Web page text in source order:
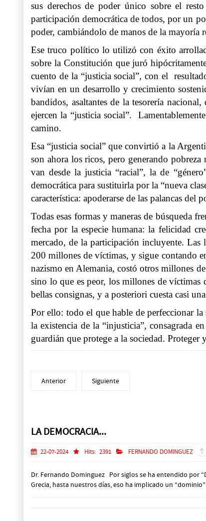
sus derechos de poder único sobre el
participación democrática de todos, por un
poder, cambiándolo de manos de la mayoría
Ese truco político lo utilizó con éxito
sobre la Constitución que juró
cuento de la “justicia social”, con el
vivían en un desarrollo y crecimiento
bandidos, asaltantes de la tesorería
ejercen la “justicia social”.
camino.
Esa “justicia social” que convirtió a la
son ahora los ricos, pero generando
van desde la justicia “racial”, la de
democrática para sustituirla por la “nueva
característica: apoderarse de las palancas
Todas esas formas y maneras de búsqueda
fecha por la especie humana: la felicidad
mercado, de la participación incluyente. Las
200 millones de víctimas, y sigue contando
nazismo en Alemania, costó otros millones
sino lo que es peor, los millones de víctimas
bellas consignas, y a posteriori cuesta casi
Por ello: todo el que hable de perfeccionar
la existencia de la “injusticia”, consagrada
guardián que protege a la sociedad.
Anterior Siguiente
LA DEMOCRACIA...
22-07-2024 Hits: 2391 FERNANDO DOMINGUEZ
Dr. Fernando Dominguez Por siglos se ha entendido por
Grecia, hasta nuestros días, eso ha implicado un